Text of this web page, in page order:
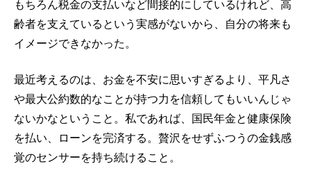
もちろん税金の支払いなど間接的にしているけれど、高
齢者を支えているという実感がないから、自分の将来も
イメージできなかった。
最近考えるのは、お金を不安に思いすぎるより、平凡さ
や最大公約数的なことが持つ力を信頼してもいいんじゃ
ないかなということ。私であれば、国民年金と健康保険
を払い、ローンを完済する。贅沢をせずふつうの金銭感
覚のセンサーを持ち続けること。